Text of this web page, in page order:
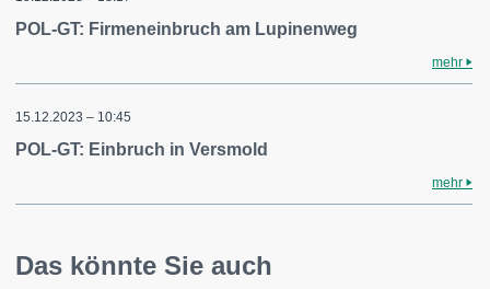
POL-GT: Firmeneinbruch am Lupinenweg
mehr
15.12.2023 – 10:45
POL-GT: Einbruch in Versmold
mehr
Das könnte Sie auch